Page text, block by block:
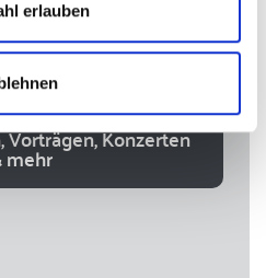
erlauben
im Bistum
Konzerten
mehr